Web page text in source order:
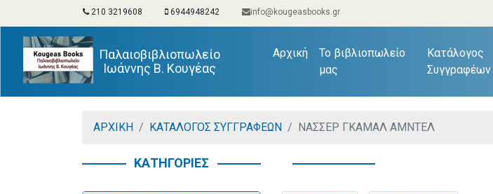
210 3219608 6944948242 info@kougeasbooks.gr
Παλαιοβιβλιοπωλείο
Ιωάννης Β. Κουγέας
Αρχική(current)
Το βιβλιοπωλείο
μας
Κατάλογος
Συγγραφέων
ΑΡΧΙΚΗ ΚΑΤΑΛΟΓΟΣ ΣΥΓΓΡΑΦΕΩΝ ΝΑΣΣΕΡ ΓΚΑΜΑΛ ΑΜΝΤΕΛ
ΚΑΤΗΓΟΡΙΕΣ